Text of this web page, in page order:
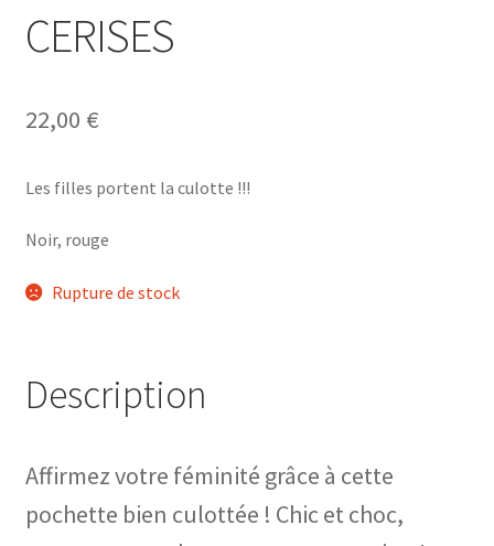
CERISES
22,00 €
Les filles portent la culotte !!!
Noir, rouge
Rupture de stock
Description
Affirmez votre féminité grâce à cette
pochette bien culottée ! Chic et choc,